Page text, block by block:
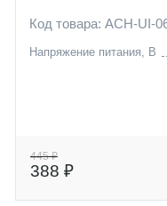
Код товара: ACH-UI-
Напряжение питания, В
445 ₽
388 ₽